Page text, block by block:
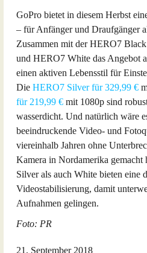
GoPro bietet in diesem Herbst
– für Anfänger und Draufgänger
Zusammen mit der HERO7
und HERO7 White das Angebot
einen aktiven Lebensstil für
Die HERO7 Silver für 329,99 €
für 219,99 € mit 1080p sind
wasserdicht. Und natürlich wäre
beeindruckende Video- und
viereinhalb Jahren ohne
Kamera in Nordamerika
Silver als auch White bieten eine
Videostabilisierung, damit
Aufnahmen gelingen.
Foto: PR
21. September 2018